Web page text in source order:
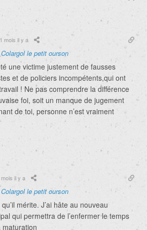
1 mois il y a
Colargol le petit ourson
une victime justement de fausses
et de policiers incompétents,qui ont
! Ne pas comprendre la différence
foi, soit un manque de jugement
de toi, personne n’est vraiment
mois il y a
Colargol le petit ourson
mérite. J’ai hâte au nouveau
qui permettra de l’enfermer le temps
maturation